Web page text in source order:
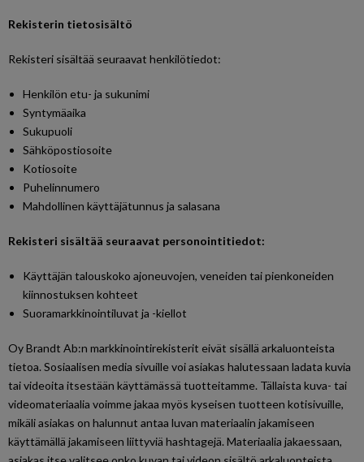
Rekisterin tietosisältö
Rekisteri sisältää seuraavat henkilötiedot:
Henkilön etu- ja sukunimi
Syntymäaika
Sukupuoli
Sähköpostiosoite
Kotiosoite
Puhelinnumero
Mahdollinen käyttäjätunnus ja salasana
Rekisteri sisältää seuraavat personointitiedot:
Käyttäjän talouskoko ajoneuvojen, veneiden tai pienkoneiden
kiinnostuksen kohteet
Suoramarkkinointiluvat ja -kiellot
Oy Brandt Ab:n markkinointirekisterit eivät sisällä arkaluonteista
tietoa. Sosiaalisen media sivuille voi asiakas halutessaan ladata kuvia
tai videoita itsestään käyttämässä tuotteitamme. Tällaista kuva- tai
videomateriaalia voimme jakaa myös kyseisen tuotteen kotisivuille,
mikäli asiakas on halunnut antaa luvan materiaalin jakamiseen
käyttämällä jakamiseen liittyviä hashtagejä. Materiaalia jakaessaan,